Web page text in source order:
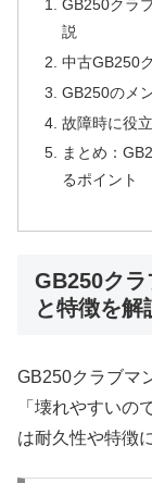
GB250クラ
説
中古GB250
GB250のメ
故障時に役
まとめ：
るポイント
GB250ク
と特徴を解
GB250クラブマ
「壊れやすいの
は耐久性や特徴